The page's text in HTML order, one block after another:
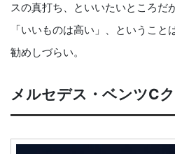
スの真打ち、といいたいところだ
「いいものは高い」、というこ
勧めしづらい。
メルセデス・ベンツC